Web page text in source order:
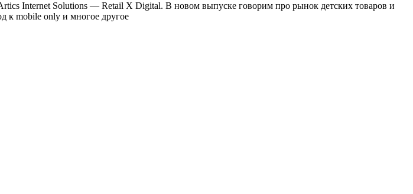
Internet Solutions — Retail X Digital. В новом выпуске говорим про рынок детских товаров и
к mobile only и многое другое